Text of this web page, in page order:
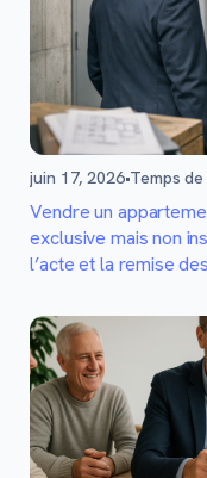
juin 17, 2026•Temps
Vendre un
exclusive mais non
l’acte et la remise